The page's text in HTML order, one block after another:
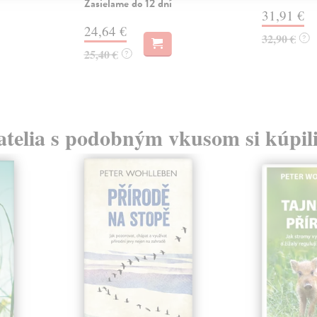
24,64 €
25,40 € ?
31,91 €
32,90 € ?
s podobným vkusom si